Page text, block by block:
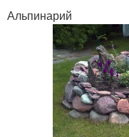
Альпинарий